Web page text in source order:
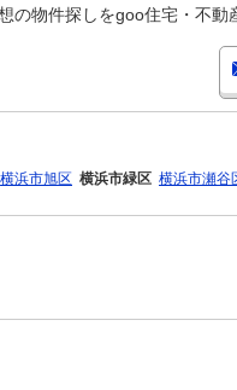
物件探しをgoo住宅・不動
横浜市旭区 横浜市緑区 横浜市瀬谷